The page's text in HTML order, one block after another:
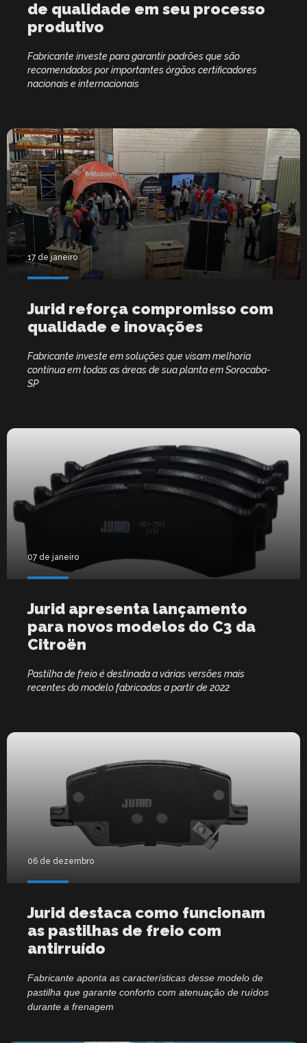
de qualidade em seu processo
produtivo
Fabricante investe para garantir padrões que são
recomendados por importantes órgãos certificadores
nacionais e internacionais
17 de janeiro
Jurid reforça compromisso com
qualidade e inovações
Fabricante investe em soluções que visam melhoria
contínua em todas as áreas de sua planta em Sorocaba-
SP
07 de janeiro
Jurid apresenta lançamento
para novos modelos do C3 da
Citroën
Pastilha de freio é destinada a várias versões mais
recentes do modelo fabricadas a partir de 2022
06 de dezembro
Jurid destaca como funcionam
as pastilhas de freio com
antirruído
Fabricante aponta as características desse modelo de
pastilha que garante conforto com atenuação de ruídos
durante a frenagem